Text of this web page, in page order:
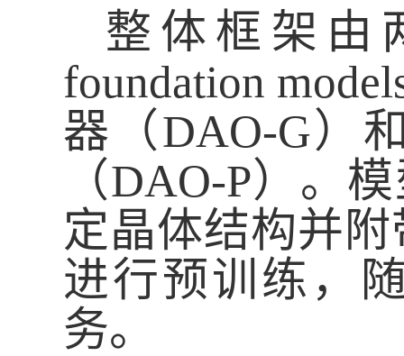
整体框架由
foundation
器（DAO-G）
（DAO-P）。
定晶体结构并
进行预训练，
务。